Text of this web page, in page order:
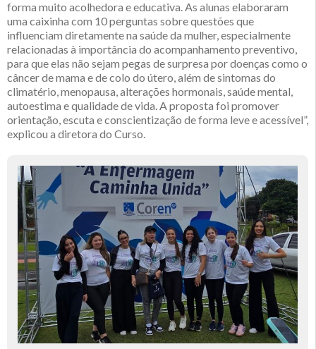
forma muito acolhedora e educativa. As alunas elaboraram
uma caixinha com 10 perguntas sobre questões que
influenciam diretamente na saúde da mulher, especialmente
relacionadas à importância do acompanhamento preventivo,
para que elas não sejam pegas de surpresa por doenças como o
câncer de mama e de colo do útero, além de sintomas do
climatério, menopausa, alterações hormonais, saúde mental,
autoestima e qualidade de vida. A proposta foi promover
orientação, escuta e conscientização de forma leve e acessível”,
explicou a diretora do Curso.